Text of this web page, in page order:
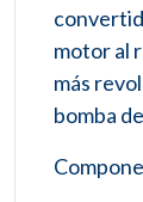
motor al
más
bomba